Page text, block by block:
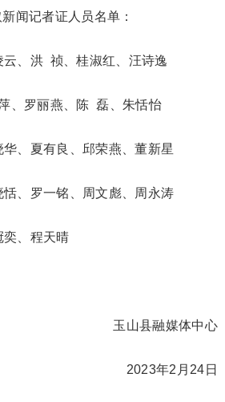
闻记者证人员名单：
云、洪 祯、桂淑红、汪诗逸
、罗丽燕、陈 磊、朱恬怡
、夏有良、邱荣燕、董新星
、罗一铭、周文彪、周永涛
奕、程天晴
玉山县融媒体中心
2023年2月24日